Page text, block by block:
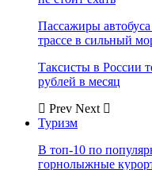
Пассажиры автобуса
трассе в сильный
Таксисты в России
рублей в месяц
Prev Next
Туризм
В топ-10 по
горнолыжные